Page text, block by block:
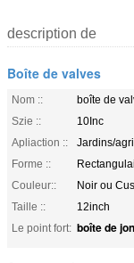
description de
Boîte de valves
Nom ::
boîte de
Szie ::
10Inc
Apliaction ::
Jardins/
Forme ::
Couleur::
Noir ou
Taille ::
12inch
Le point fort: boîte de